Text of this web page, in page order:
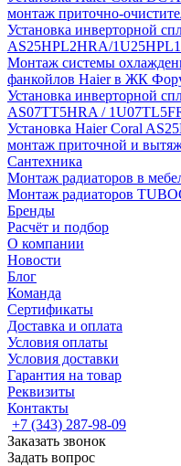
монтаж приточно-
Установка инверторной
AS25HPL2HRA/
Монтаж системы
фанкойлов Haier в ЖК
Установка инверторной
AS07TT5HRA /
Установка Haier Coral
монтаж приточной и
Сантехника
Монтаж радиаторов в
Монтаж радиаторов
Бренды
Расчёт и подбор
О компании
Новости
Блог
Команда
Сертификаты
Доставка и оплата
Условия оплаты
Условия доставки
Гарантия на товар
Реквизиты
Контакты
+7 (343) 287-98-09
Заказать звонок
Задать вопрос